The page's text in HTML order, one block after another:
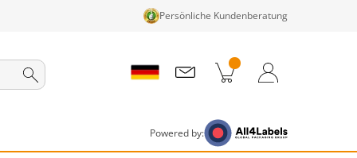
Persönliche Kundenberatung
Powered by: